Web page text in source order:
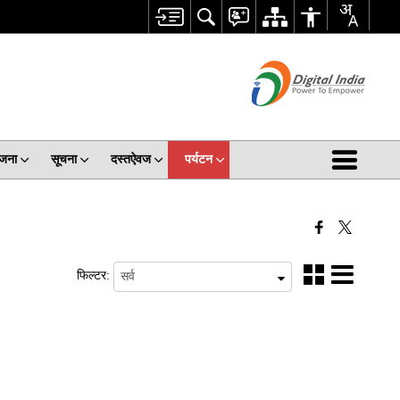
सूचना दस्तऐवज पर्यटन
फिल्टर: